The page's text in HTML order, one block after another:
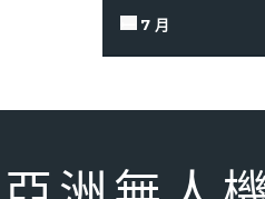
« 7 月